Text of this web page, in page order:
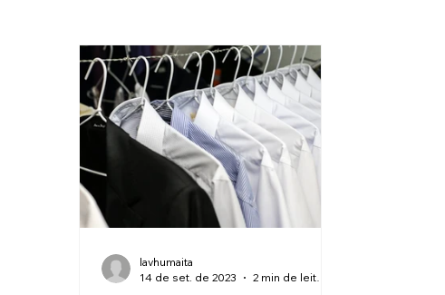
lavhumaita
14 de set. de 2023
2 min de leitura